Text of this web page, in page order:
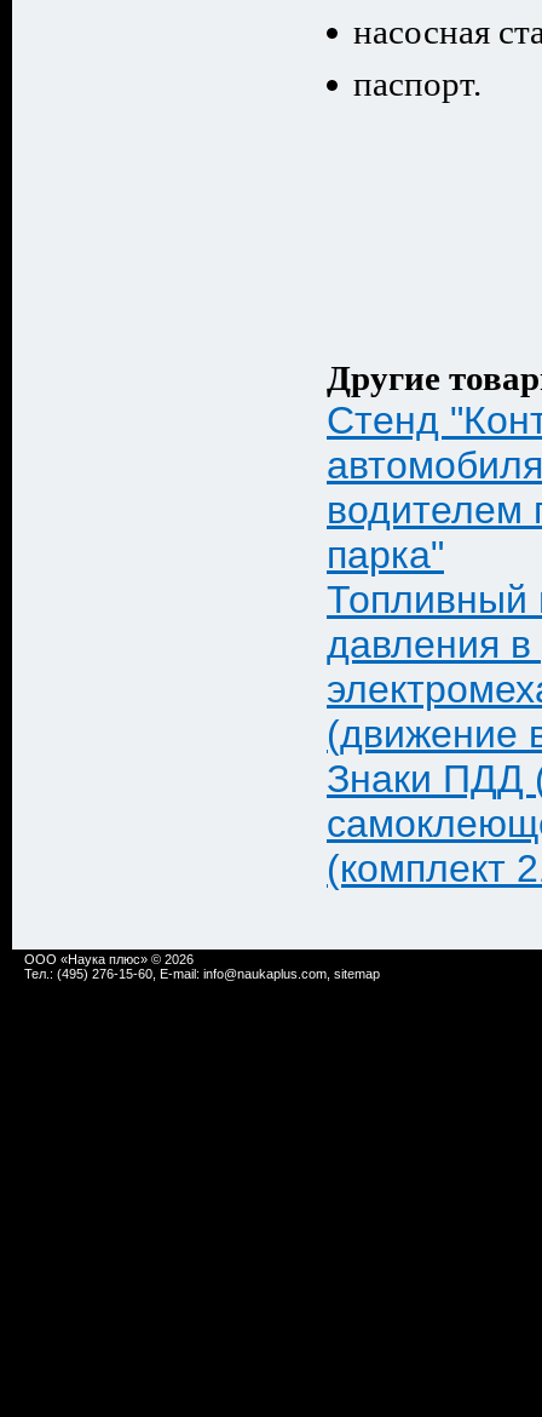
насосная
паспорт.
Другие
Стенд
водителем
парка"
Топливный
давления в
(движение
Знаки ПДД
(комплект
ООО «Наука плюс» © 2026
Тел.: (495) 276-15-60, E-mail: info@naukaplus.com sitemap